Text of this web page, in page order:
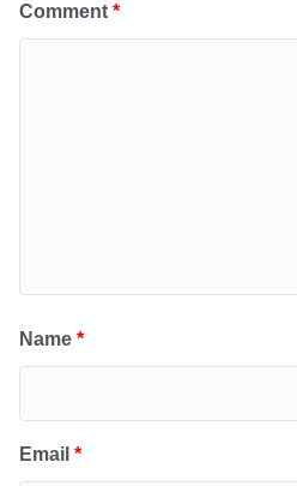
Comment *
Name *
Email *